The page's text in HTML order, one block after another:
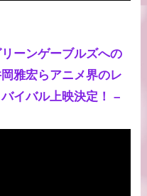
ーンゲーブルズへの
雅宏らアニメ界のレ
イバル上映決定！ –